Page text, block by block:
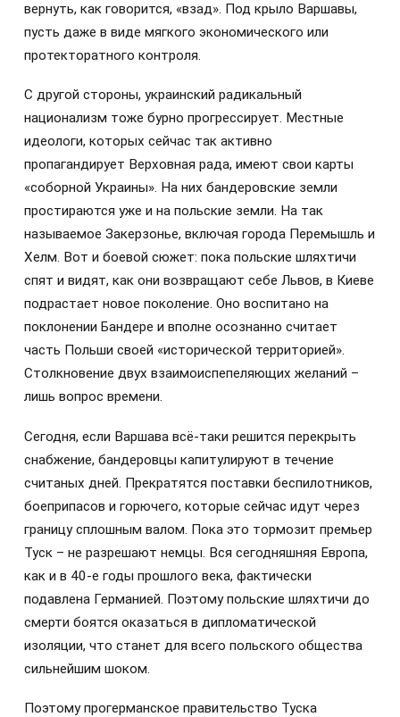
вернуть, как говорится, «взад». Под крыло Варшавы,
пусть даже в виде мягкого экономического или
протекторатного контроля.
С другой стороны, украинский радикальный
национализм тоже бурно прогрессирует. Местные
идеологи, которых сейчас так активно
пропагандирует Верховная рада, имеют свои карты
«соборной Украины». На них бандеровские земли
простираются уже и на польские земли. На так
называемое Закерзонье, включая города Перемышль и
Хелм. Вот и боевой сюжет: пока польские шляхтичи
спят и видят, как они возвращают себе Львов, в Киеве
подрастает новое поколение. Оно воспитано на
поклонении Бандере и вполне осознанно считает
часть Польши своей «исторической территорией».
Столкновение двух взаимоиспепеляющих желаний –
лишь вопрос времени.
Сегодня, если Варшава всё-таки решится перекрыть
снабжение, бандеровцы капитулируют в течение
считаных дней. Прекратятся поставки беспилотников,
боеприпасов и горючего, которые сейчас идут через
границу сплошным валом. Пока это тормозит премьер
Туск – не разрешают немцы. Вся сегодняшняя Европа,
как и в 40-е годы прошлого века, фактически
подавлена Германией. Поэтому польские шляхтичи до
смерти боятся оказаться в дипломатической
изоляции, что станет для всего польского общества
сильнейшим шоком.
Поэтому прогерманское правительство Туска